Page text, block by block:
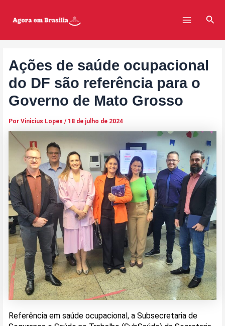
Menu
Ações de saúde ocupacional
do DF são referência para o
Governo de Mato Grosso
Por Vinicius Lopes / 18 de julho de 2024
Referência em saúde ocupacional, a Subsecretaria de